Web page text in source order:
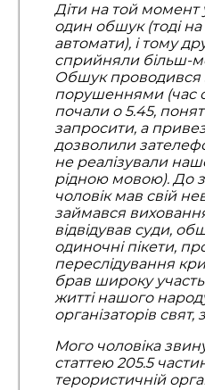
Діти на той
один обшук (тоді
автомати), і тому
сприйняли більш-
Обшук проводився
порушеннями (час
почали о 5.45,
запросити, а
дозволили
не реалізували
рідною мовою). До
чоловік мав свій
займався
відвідував суди,
одиночні пікети,
переслідування
брав широку
житті нашого
організаторів свят,
Мого чоловіка
статтею 205.5
терористичній